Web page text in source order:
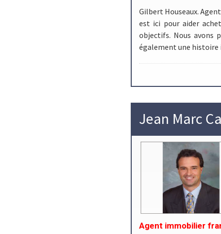
Gilbert Houseaux.
est ici pour aider
objectifs. Nous avons
également une
Jean Marc
Agent immobilier